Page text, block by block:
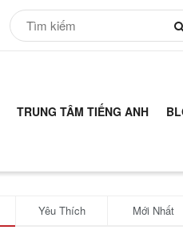
TRUNG TÂM TIẾNG ANH
Yêu Thích Mới Nhất